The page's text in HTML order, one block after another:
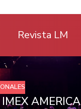
Revista LM
AMERICA